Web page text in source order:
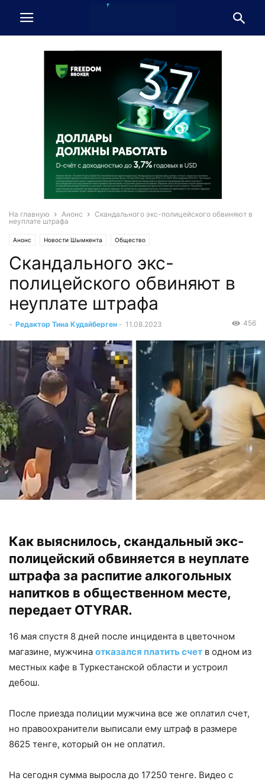
На главную Анонс
Скандального экс-полицейского обвиняют в
неуплате штрафа
Анонс Новости Шымкента Общество
Скандального экс-
полицейского обвиняют в
неуплате штрафа
- Редактор Тина Кудайберген - 11.08.2023 456
Как выяснилось, скандальный экс-
полицейский обвиняется в неуплате
штрафа за распитие алкогольных
напитков в общественном месте,
передает OTYRAR.
16 мая спустя 8 дней после инцидента в цветочном
магазине, мужчина отказался платить счет в одном из
местных кафе в Туркестанской области и устроил
дебош.
После приезда полиции мужчина все же оплатил счет,
но правоохранители выписали ему штраф в размере
8625 тенге, который он не оплатил.
На сегодня сумма выросла до 17250 тенге. Видео с